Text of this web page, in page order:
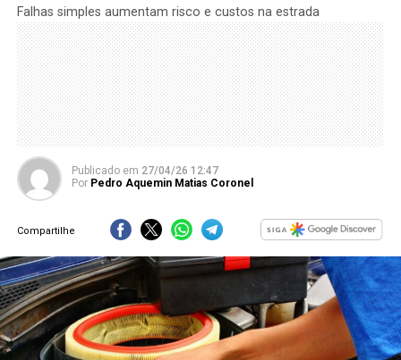
Falhas simples aumentam risco e custos na estrada
Publicado em 27/04/26 12:47
Por Pedro Aquemin Matias Coronel
Compartilhe